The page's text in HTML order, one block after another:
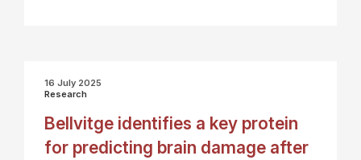
16 July 2025
Research
Bellvitge identifies a key protein
for predicting brain damage after